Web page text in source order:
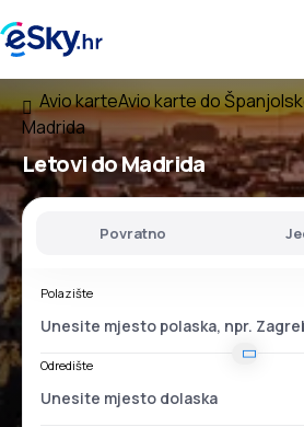
Avio karteAvio karte do
Madrida
Letovi do Madrida
Povratno
Polazište
Odredište